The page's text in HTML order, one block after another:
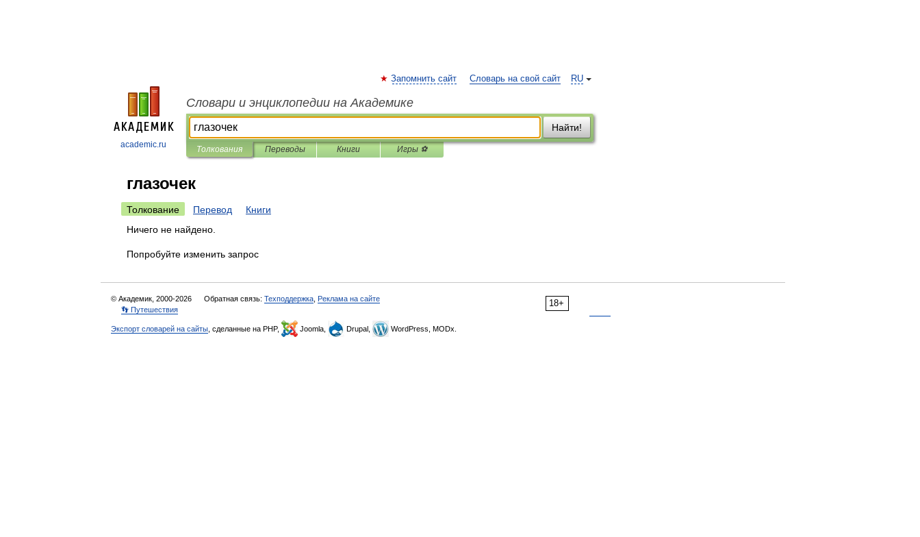
academic.ru
RU
Запомнить сайт Словарь на свой сайт
Словари и энциклопедии на Академике
Найти!
Толкования Переводы Книги Игры ⚽
глазочек
Толкование Перевод
Книги
Ничего не найдено.
Попробуйте изменить запрос
18+
© Академик, 2000-2026 Обратная связь: Техподдержка Реклама на сайте
👣 Путешествия
Экспорт словарей на сайты , сделанные на PHP, Joomla, Drupal, WordPress, MODx.